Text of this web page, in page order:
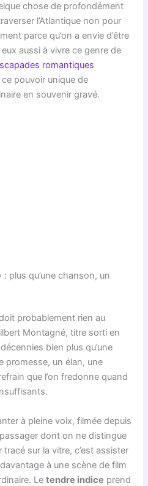
chose de profondément
l’Atlantique non pour
parce qu’on a envie d’être
aussi à vivre ce genre de
romantiques
pouvoir unique de
en souvenir gravé.
: plus qu’une chanson, un
probablement rien au
Montagné, titre sorti en
bien plus qu’une
promesse, un élan, une
que l’on fredonne quand
à pleine voix, filmée depuis
dont on ne distingue
sur la vitre, c’est assister
à une scène de film
Letendre indice prend